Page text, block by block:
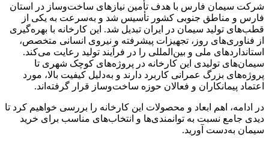
شرکت سیمان فارس با هدف تأمین نیازهای ساخت‌وساز در استان
فارس و مناطق جنوبی کشور تأسیس شد و به‌سرعت به یکی از
قطب‌های تولید سیمان در ایران تبدیل شد. این کارخانه با بهره‌گیری
از فناوری‌های روز، تجهیزات پیشرفته و نیروی انسانی متخصص،
استانداردهای ملی و بین‌المللی را در فرآیند تولید رعایت می‌کند.
سیمان‌های تولیدی این کارخانه در پروژه‌های کوچک شهری تا
پروژه‌های بزرگ عمرانی کاربرد دارند و به‌دلیل کیفیت بالا، مورد
اعتماد پیمانکاران و فعالان حوزه ساخت‌وساز قرار گرفته‌اند.
در ادامه، اهم ابعاد و محصولات این کارخانه را بررسی خواهیم کرد تا
دیدی جامع نسبت به توانمندی‌ها و انتخاب‌های مناسب برای خرید
سیمان به‌دست آورید.